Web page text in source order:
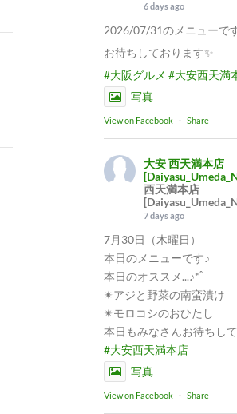
6 days ago
2026/07/31のメニューで
お待ちしております✨
#大阪グルメ #大安西天満
写真
View on Facebook · Share
大安 西天満本店
西天満本店
7 days ago
7月30日（木曜日）
本日のメニューです♪
本日のオススメ...♪*ﾟ
✴︎アジと野菜の南蛮漬け
✴︎モロコシのおひたし
本日もみなさんお待ちし
#大安西天満本店
写真
View on Facebook · Share